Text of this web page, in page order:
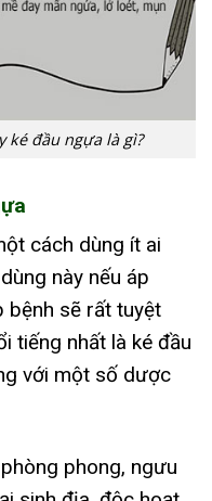
ké đầu ngựa là gì?
cách dùng ít ai
này nếu áp
sẽ rất tuyệt
tiếng nhất là ké đầu
với một số dược
phong, ngưu